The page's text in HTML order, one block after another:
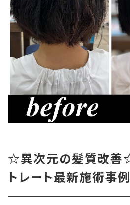
☆異次元の髪質改善
トレート最新施術事例